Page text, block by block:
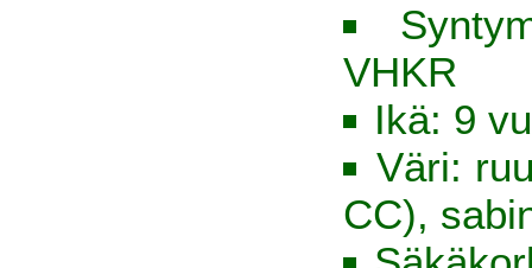
VHKR
Ikä: 9
Väri:
CC),